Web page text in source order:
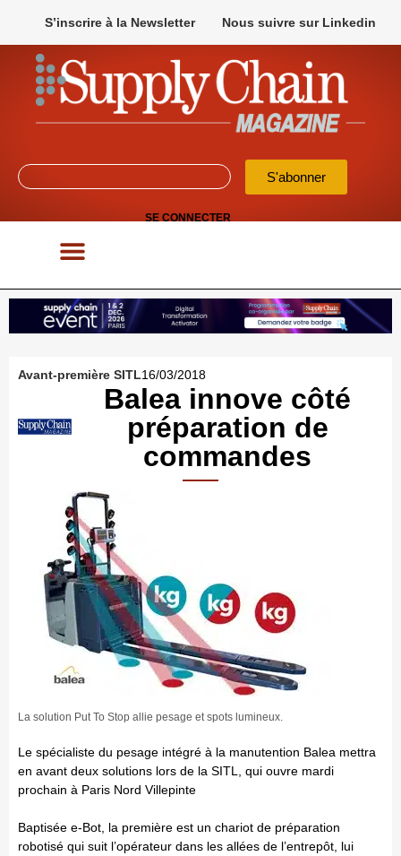
S’inscrire à la Newsletter Nous suivre sur Linkedin
S'abonner
SE CONNECTER
Balea innove côté
préparation de
commandes
La solution Put To Stop allie pesage et spots lumineux.
L e spécialiste du pesage intégré à la manutention Balea mettra
en avant deux solutions lors de la SITL, qui ouvre mardi
prochain à Paris Nord Villepinte
Baptisée e-Bot, la première est un chariot de préparation
robotisé qui suit l’opérateur dans les allées de l’entrepôt, lui
Avant-première SITL16/03/2018